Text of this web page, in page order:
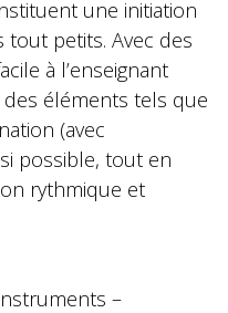
une initiation
petits. Avec des
à l’enseignant
des éléments tels que
(avec
possible, tout en
rythmique et
–